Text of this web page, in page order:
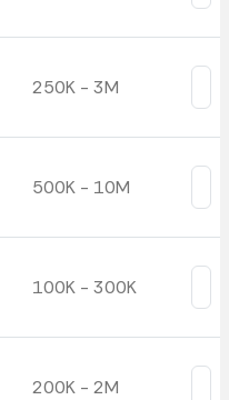
250K - 3M
500K - 10M
100K - 300K
200K - 2M